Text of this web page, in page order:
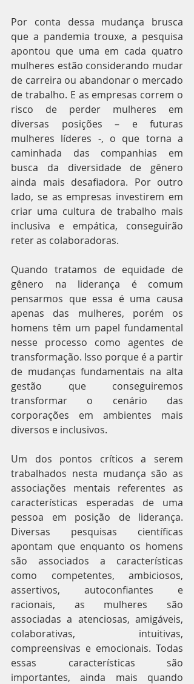
Por conta dessa mudança brusca
que a pandemia trouxe, a pesquisa
apontou que uma em cada quatro
mulheres estão considerando mudar
de carreira ou abandonar o mercado
de trabalho. E as empresas correm o
risco de perder mulheres em
diversas posições – e futuras
mulheres líderes -, o que torna a
caminhada das companhias em
busca da diversidade de gênero
ainda mais desafiadora. Por outro
lado, se as empresas investirem em
criar uma cultura de trabalho mais
inclusiva e empática, conseguirão
reter as colaboradoras.
Quando tratamos de equidade de
gênero na liderança é comum
pensarmos que essa é uma causa
apenas das mulheres, porém os
homens têm um papel fundamental
nesse processo como agentes de
transformação. Isso porque é a partir
de mudanças fundamentais na alta
gestão que conseguiremos
transformar o cenário das
corporações em ambientes mais
diversos e inclusivos.
Um dos pontos críticos a serem
trabalhados nesta mudança são as
associações mentais referentes as
características esperadas de uma
pessoa em posição de liderança.
Diversas pesquisas científicas
apontam que enquanto os homens
são associados a características
como competentes, ambiciosos,
assertivos, autoconfiantes e
racionais, as mulheres são
associadas a atenciosas, amigáveis,
colaborativas, intuitivas,
compreensivas e emocionais. Todas
essas características são
importantes, ainda mais quando